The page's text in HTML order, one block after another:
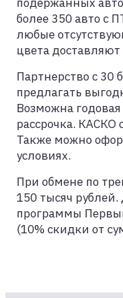
более 350 авто с
любые
цвета
Партнерство с 30
предлагать
Возможна
рассрочка. КАСКО
Также можно
условиях.
При обмене по
150 тысяч
программы
(10% скидки от